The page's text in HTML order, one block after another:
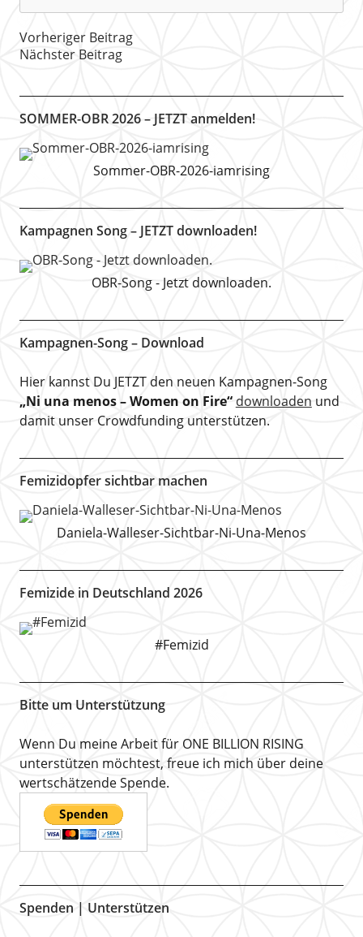
Vorheriger Beitrag
Nächster Beitrag
SOMMER-OBR 2026 – JETZT anmelden!
Sommer-OBR-2026-iamrising
Kampagnen Song – JETZT downloaden!
OBR-Song - Jetzt downloaden.
Kampagnen-Song – Download
Hier kannst Du JETZT den neuen Kampagnen-Song
„Ni una menos – Women on Fire“ downloaden und
damit unser Crowdfunding unterstützen.
Femizidopfer sichtbar machen
Daniela-Walleser-Sichtbar-Ni-Una-Menos
Femizide in Deutschland 2026
#Femizid
Bitte um Unterstützung
Wenn Du meine Arbeit für ONE BILLION RISING
unterstützen möchtest, freue ich mich über deine
wertschätzende Spende.
Spenden | Unterstützen